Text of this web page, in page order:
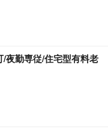
/夜勤専従/住宅型有料老